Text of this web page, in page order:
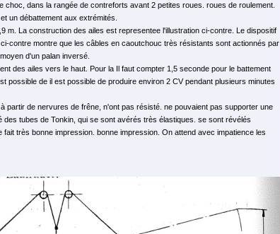
choc, dans la rangée de contreforts avant 2 petites roues. roues de roulement.
un débattement aux extrémités.
m. La construction des ailes est representee l'illustration ci-contre. Le dispositif
contre montre que les câbles en caoutchouc très résistants sont actionnés par
d'un palan inversé.
des ailes vers le haut. Pour la Il faut compter 1,5 seconde pour le battement
possible de il est possible de produire environ 2 CV pendant plusieurs minutes
partir de nervures de frêne, n'ont pas résisté. ne pouvaient pas supporter une
des tubes de Tonkin, qui se sont avérés très élastiques. se sont révélés
très bonne impression. bonne impression. On attend avec impatience les